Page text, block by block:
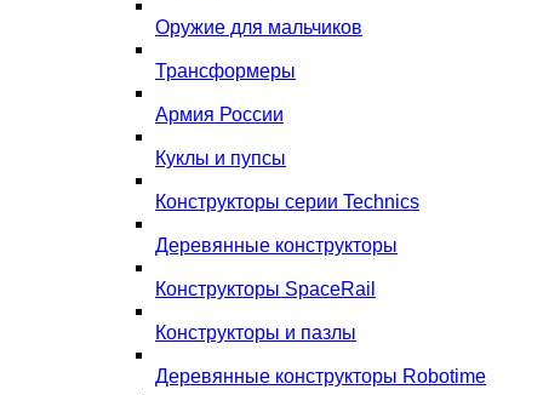
Оружие для мальчиков
Трансформеры
Армия России
Куклы и пупсы
Конструкторы серии Technics
Деревянные конструкторы
Конструкторы SpaceRail
Конструкторы и пазлы
Деревянные конструкторы Robotime